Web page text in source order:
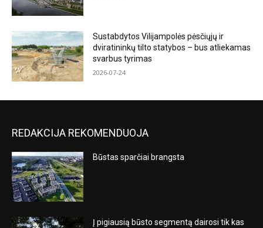
Sustabdytos Vilijampolės pėsčiųjų ir
dviratininkų tilto statybos – bus atliekamas
svarbus tyrimas
2026-07-24
REDAKCIJA REKOMENDUOJA
Būstas sparčiai brangsta
Į pigiausią būsto segmentą dairosi tik kas